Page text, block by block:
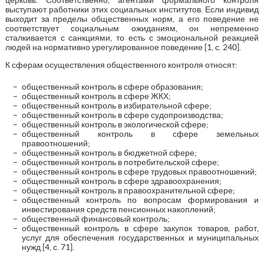
выступают работники этих социальных институтов. Если индивид
выходит за пределы общественных норм, а его поведение не
соответствует социальным ожиданиям, он непременно
сталкивается с санкциями, то есть с эмоциональной реакцией
людей на нормативно урегулированное поведение [1, с. 240].
К сферам осуществления общественного контроля относят:
общественный контроль в сфере образования;
общественный контроль в сфере ЖКХ;
общественный контроль в избирательной сфере;
общественный контроль в сфере судопроизводства;
общественный контроль в экологической сфере;
общественный контроль в сфере земельных
правоотношений;
общественный контроль в бюджетной сфере;
общественный контроль в потребительской сфере;
общественный контроль в сфере трудовых правоотношений;
общественный контроль в сфере здравоохранения;
общественный контроль в правоохранительной сфере;
общественный контроль по вопросам формирования и
инвестирования средств пенсионных накоплений;
общественный финансовый контроль;
общественный контроль в сфере закупок товаров, работ,
услуг для обеспечения государственных и муниципальных
нужд [4, с. 71].